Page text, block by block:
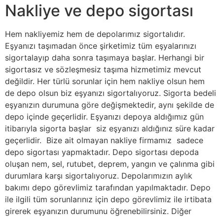
Nakliye ve depo sigortası
Hem nakliyemiz hem de depolarımız sigortalıdır.
Eşyanızı taşımadan önce şirketimiz tüm eşyalarınızı
sigortalayıp daha sonra taşımaya başlar. Herhangi bir
sigortasız ve sözleşmesiz taşıma hizmetimiz mevcut
değildir. Her türlü sorunlar için hem nakliye olsun hem
de depo olsun biz eşyanızı sigortalıyoruz. Sigorta bedeli
eşyanızın durumuna göre değişmektedir, aynı şekilde de
depo içinde geçerlidir. Eşyanızı depoya aldığımız gün
itibarıyla sigorta başlar siz eşyanızı aldığınız süre kadar
geçerlidir. Bize ait olmayan nakliye firmamız sadece
depo sigortası yapmaktadır. Depo sigortası depoda
oluşan nem, sel, rutubet, deprem, yangın ve çalınma gibi
durumlara karşı sigortalıyoruz. Depolarımızın aylık
bakımı depo görevlimiz tarafından yapılmaktadır. Depo
ile ilgili tüm sorunlarınız için depo görevlimiz ile irtibata
girerek eşyanızın durumunu öğrenebilirsiniz. Diğer